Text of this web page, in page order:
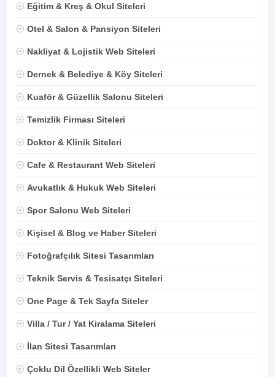
Eğitim & Kreş & Okul Siteleri
Otel & Salon & Pansiyon Siteleri
Nakliyat & Lojistik Web Siteleri
Dernek & Belediye & Köy Siteleri
Kuaför & Güzellik Salonu Siteleri
Temizlik Firması Siteleri
Doktor & Klinik Siteleri
Cafe & Restaurant Web Siteleri
Avukatlık & Hukuk Web Siteleri
Spor Salonu Web Siteleri
Kişisel & Blog ve Haber Siteleri
Fotoğrafçılık Sitesi Tasarımları
Teknik Servis & Tesisatçı Siteleri
One Page & Tek Sayfa Siteler
Villa / Tur / Yat Kiralama Siteleri
İlan Sitesi Tasarımları
Çoklu Dil Özellikli Web Siteler